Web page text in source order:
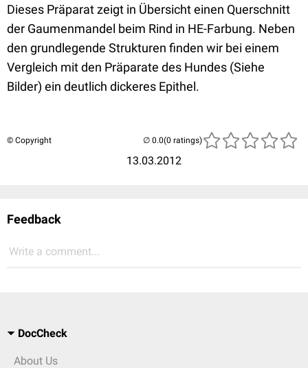
Dieses Präparat zeigt in Übersicht einen Querschnitt
der Gaumenmandel beim Rind in HE-Farbung. Neben
den grundlegende Strukturen finden wir bei einem
Vergleich mit den Präparate des Hundes (Siehe
Bilder) ein deutlich dickeres Epithel.
© Copyright
13.03.2012
(0 ratings)
Feedback
Write a comment...
DocCheck
About Us